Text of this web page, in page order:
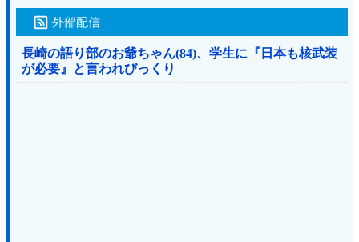
外部配信
長崎の語り部のお爺ちゃん(84)、学生に『日本も核武装
が必要』と言われびっくり